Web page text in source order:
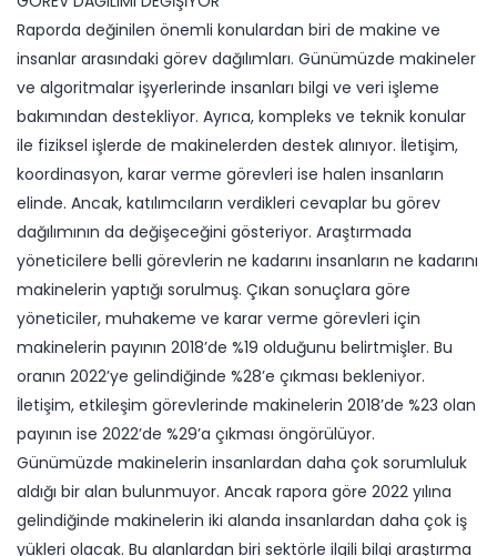
Raporda değinilen önemli konulardan biri de makine ve
insanlar arasındaki görev dağılımları. Günümüzde makineler
ve algoritmalar işyerlerinde insanları bilgi ve veri işleme
bakımından destekliyor. Ayrıca, kompleks ve teknik konular
ile fiziksel işlerde de makinelerden destek alınıyor. İletişim,
koordinasyon, karar verme görevleri ise halen insanların
elinde. Ancak, katılımcıların verdikleri cevaplar bu görev
dağılımının da değişeceğini gösteriyor. Araştırmada
yöneticilere belli görevlerin ne kadarını insanların ne kadarını
makinelerin yaptığı sorulmuş. Çıkan sonuçlara göre
yöneticiler, muhakeme ve karar verme görevleri için
makinelerin payının 2018’de %19 olduğunu belirtmişler. Bu
oranın 2022’ye gelindiğinde %28’e çıkması bekleniyor.
İletişim, etkileşim görevlerinde makinelerin 2018’de %23 olan
payının ise 2022’de %29’a çıkması öngörülüyor.
Günümüzde makinelerin insanlardan daha çok sorumluluk
aldığı bir alan bulunmuyor. Ancak rapora göre 2022 yılına
gelindiğinde makinelerin iki alanda insanlardan daha çok iş
yükleri olacak. Bu alanlardan biri sektörle ilgili bilgi araştırma